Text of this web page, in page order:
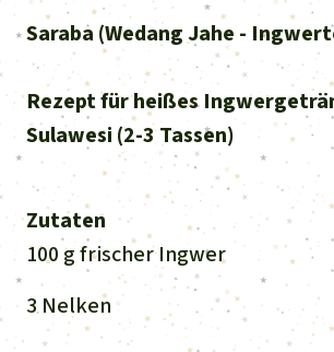
Saraba (Wedang Jahe -
Rezept für heißes
Sulawesi (2-3 Tassen)
Zutaten
100 g frischer Ingwer
3 Nelken